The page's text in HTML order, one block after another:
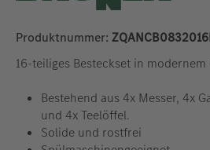
Produktnummer:
16-teiliges Besteckset in modernem
Bestehend aus 4x Messer, 4x
und 4x Teelöffel.
Solide und rostfrei